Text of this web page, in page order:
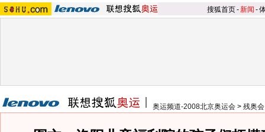
搜狐首页-新闻 -
奥运频道-2008北京奥运会 > 残奥